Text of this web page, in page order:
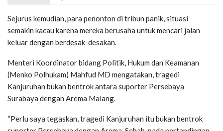
Sejurus kemudian, para penonton di tribun panik, situasi
semakin kacau karena mereka berusaha untuk mencari jalan
keluar dengan berdesak-desakan.
Menteri Koordinator bidang Politik, Hukum dan Keamanan
(Menko Polhukam) Mahfud MD mengatakan, tragedi
Kanjuruhan bukan bentrok antara suporter Persebaya
Surabaya dengan Arema Malang.
“Perlu saya tegaskan, tragedi Kanjuruhan itu bukan bentrok